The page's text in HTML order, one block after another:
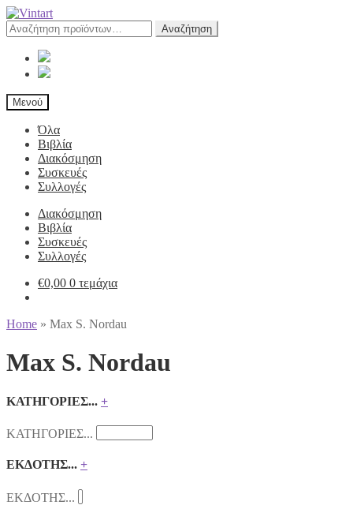
Αναζήτηση
για:
Αναζήτηση
Μενού
Όλα
Βιβλία
Διακόσμηση
Συσκευές
Συλλογές
Διακόσμηση
Βιβλία
Συσκευές
Συλλογές
€0,00 0 τεμάχια
Home » Max S. Nordau
Max S. Nordau
ΚΑΤΗΓΟΡΙΕΣ... +
ΚΑΤΗΓΟΡΙΕΣ...
ΕΚΔΟΤΗΣ... +
ΕΚΔΟΤΗΣ...